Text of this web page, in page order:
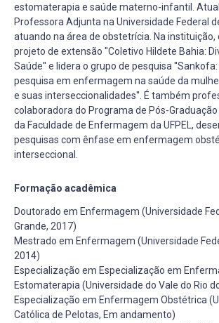
estomaterapia e saúde materno-infantil.
Professora Adjunta na Universidade Federal
atuando na área de obstetrícia. Na instituição,
projeto de extensão ''Coletivo Hildete Bahia:
Saúde'' e lidera o grupo de pesquisa
pesquisa em enfermagem na saúde da
e suas interseccionalidades''. É também
colaboradora do Programa de Pós-
da Faculdade de Enfermagem da UFPEL,
pesquisas com ênfase em enfermagem
interseccional.
Formação acadêmica
Doutorado em Enfermagem (Universidade
Grande, 2017)
Mestrado em Enfermagem (Universidade
2014)
Especialização em Especialização em
Estomaterapia (Universidade do Vale do Rio
Especialização em Enfermagem Obstétrica
Católica de Pelotas, Em andamento)